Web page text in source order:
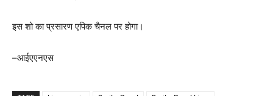
इस शो का प्रसारण एपिक चैनल पर होगा।
–आईएएनएस